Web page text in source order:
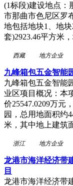
(1标段)建设地点：
市那曲市色尼区罗
地包括地块1、地
套)2923.46平方米
西藏 地方企业
九峰箱包五金智能
九峰箱包五金智能
业区项目概况：本
价25547.0209万元
园，总用地面积约
米，其中地上建筑
浙江 地方企业
龙港市海洋经济带
目
龙港市海洋经济带